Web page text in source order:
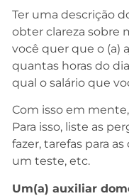
Ter uma descrição
obter clareza sobre
você quer que o (a)
quantas horas do
qual o salário que
Com isso em
Para isso, liste as
fazer, tarefas para
um teste, etc.
Um(a) auxiliar